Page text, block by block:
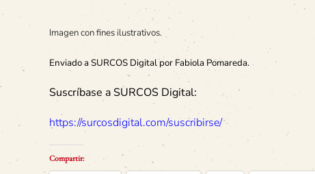
Imagen con fines ilustrativos.
Enviado a SURCOS Digital por Fabiola Pomareda.
Suscríbase a SURCOS Digital:
https://surcosdigital.com/suscribirse/
Compartir: